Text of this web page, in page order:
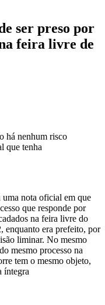
ser preso por
feira livre de
há nenhum risco
que tenha
nota oficial em que
que responde por
na feira livre do
enquanto era prefeito, por
liminar. No mesmo
mesmo processo na
tem o mesmo objeto,
íntegra